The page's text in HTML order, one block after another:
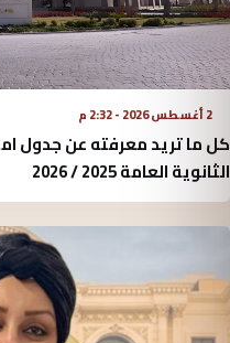
2 أغسطس 2026 - 2:32 م
كل ما تريد معرفته عن جدول
الثانوية العامة 2025 / 2026